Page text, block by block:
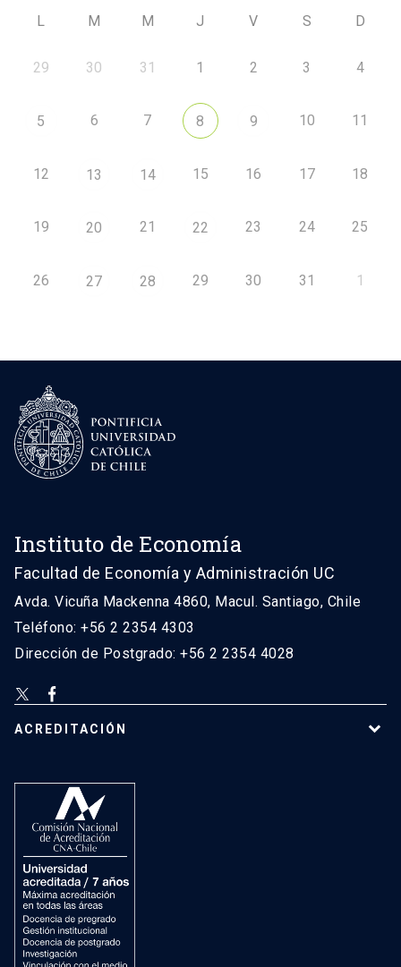
L M M J V S D
29 30 31 1 2 3 4
5 6 7 8 9 10 11
12 13 14 15 16 17 18
19 20 21 22 23 24 25
26 27 28 29 30 31 1
Instituto de Economía
Facultad de Economía y Administración UC
Avda. Vicuña Mackenna 4860, Macul. Santiago, Chile
Teléfono: +56 2 2354 4303
Dirección de Postgrado: +56 2 2354 4028
ACREDITACIÓN